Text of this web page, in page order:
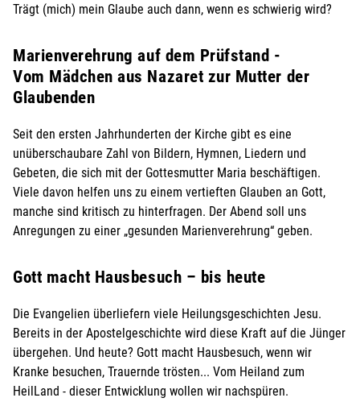
Trägt (mich) mein Glaube auch dann, wenn es schwierig wird?
Marienverehrung auf dem Prüfstand -
Vom Mädchen aus Nazaret zur Mutter der
Glaubenden
Seit den ersten Jahrhunderten der Kirche gibt es eine
unüberschaubare Zahl von Bildern, Hymnen, Liedern und
Gebeten, die sich mit der Gottesmutter Maria beschäftigen.
Viele davon helfen uns zu einem vertieften Glauben an Gott,
manche sind kritisch zu hinterfragen. Der Abend soll uns
Anregungen zu einer „gesunden Marienverehrung“ geben.
Gott macht Hausbesuch – bis heute
Die Evangelien überliefern viele Heilungsgeschichten Jesu.
Bereits in der Apostelgeschichte wird diese Kraft auf die Jünger
übergehen. Und heute? Gott macht Hausbesuch, wenn wir
Kranke besuchen, Trauernde trösten... Vom Heiland zum
HeilLand - dieser Entwicklung wollen wir nachspüren.